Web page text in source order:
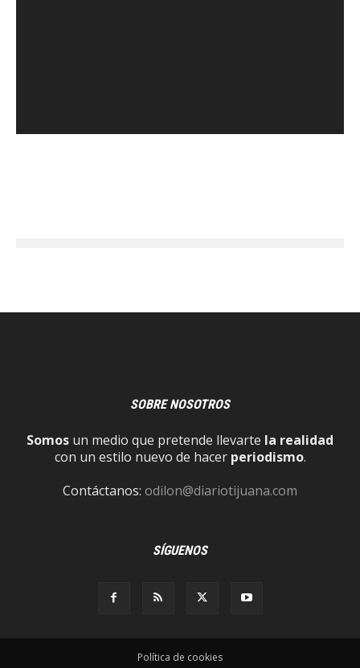
SOBRE NOSOTROS
Somos un medio que pretende llevarte la realidad
con un estilo nuevo de hacer periodismo.
Contáctanos: odilon@diariotijuana.com
SÍGUENOS
Política de cookies